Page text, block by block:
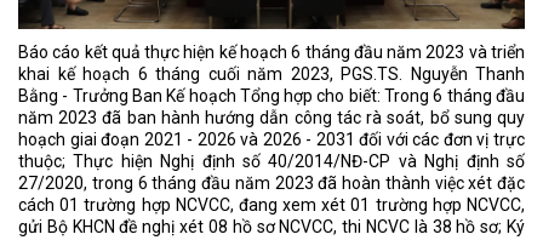
Báo cáo kết quả thực hiện kế hoạch 6 tháng đầu năm 2023 và triển
khai kế hoạch 6 tháng cuối năm 2023, PGS.TS. Nguyễn Thanh
Bằng - Trưởng Ban Kế hoạch Tổng hợp cho biết: Trong 6 tháng đầu
năm 2023 đã ban hành hướng dẫn công tác rà soát, bổ sung quy
hoạch giai đoạn 2021 - 2026 và 2026 - 2031 đối với các đơn vị trực
thuộc; Thực hiện Nghị định số 40/2014/NĐ-CP và Nghị định số
27/2020, trong 6 tháng đầu năm 2023 đã hoàn thành việc xét đặc
cách 01 trường hợp NCVCC, đang xem xét 01 trường hợp NCVCC,
gửi Bộ KHCN đề nghị xét 08 hồ sơ NCVCC, thi NCVC là 38 hồ sơ; Ký